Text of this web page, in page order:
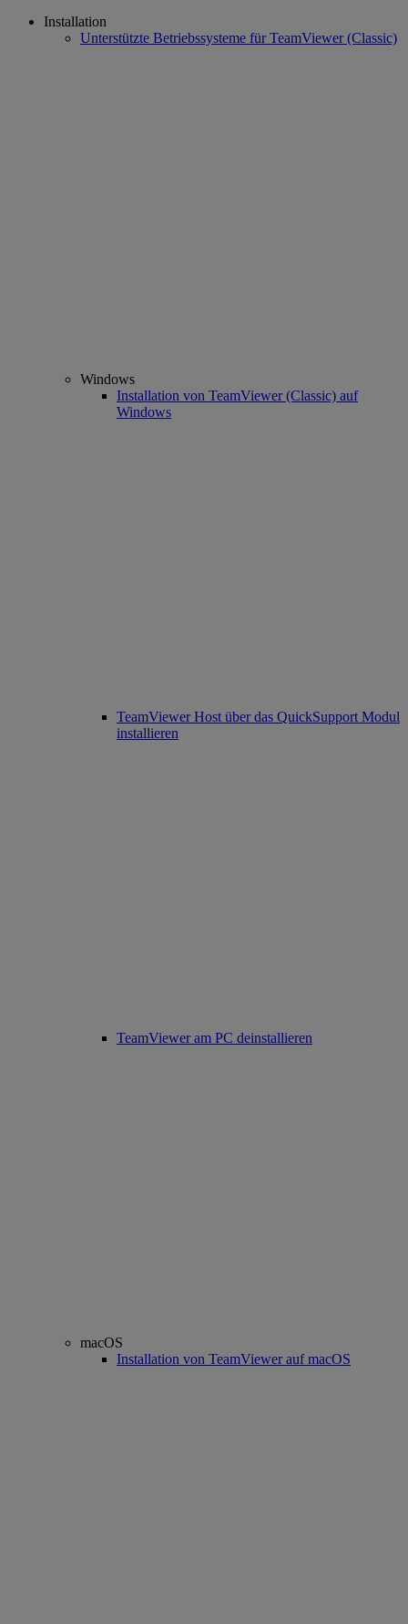
Installation
Unterstützte Betriebssysteme für TeamViewer (Classic)
Windows
Installation von TeamViewer (Classic) auf
Windows
TeamViewer Host über das QuickSupport Modul
installieren
TeamViewer am PC deinstallieren
macOS
Installation von TeamViewer auf macOS